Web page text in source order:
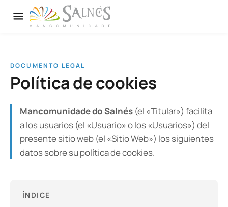
DOCUMENTO LEGAL
Política de cookies
Mancomunidade do Salnés (el «Titular») facilita
a los usuarios (el «Usuario» o los «Usuarios») del
presente sitio web (el «Sitio Web») los siguientes
datos sobre su política de cookies.
ÍNDICE